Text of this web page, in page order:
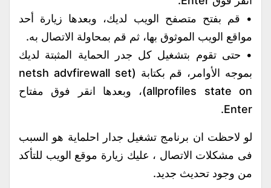
• قم بفتح متصفح الويب لديك، وبعدها زيارة أحد
مواقع الويب الموثوق بها، ثم قم بمحاولة الاتصال به.
• حتى تقوم بتشغيل كل جدر الحماية المثبتة لديك
بموجه الأوامر، قم بكتابة (netsh advfirewall set
allprofiles state on)، وبعدها انقر فوق مفتاح
Enter.
لو لاحظت ان برنامج تشغيل جدار احلماية هو السبب
فى مشكلات الاتصال ، عليك زيارة موقع الويب للتأكد
من وجود تحديث جديد.